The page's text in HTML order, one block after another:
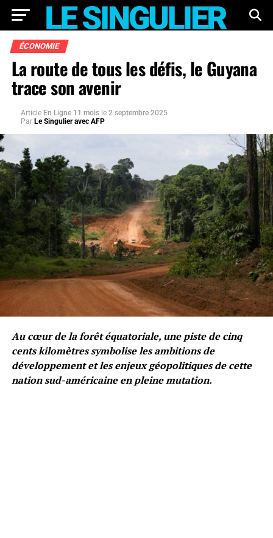
ÉCONOMIE
La route de tous les défis, le Guyana
trace son avenir
Article En Ligne 11 mois le 2 septembre 2025
Par Le Singulier avec AFP
Au cœur de la forêt équatoriale, une piste de cinq
cents kilomètres symbolise les ambitions de
développement et les enjeux géopolitiques de cette
nation sud-américaine en pleine mutation.